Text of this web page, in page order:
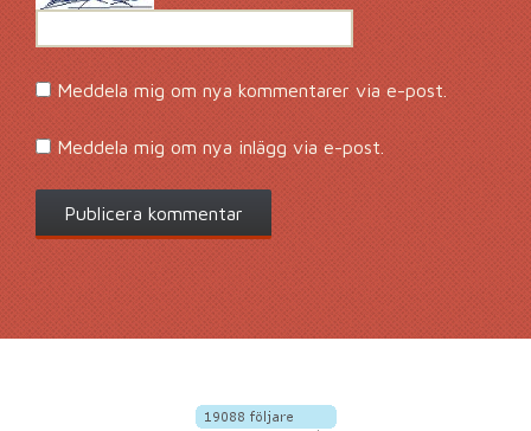
Meddela mig om nya kommentarer via e-post.
Meddela mig om nya inlägg via e-post.